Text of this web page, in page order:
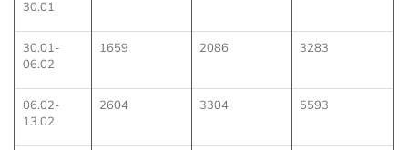
30.01
30.01-
06.02
1659 2086 3283
06.02-
13.02
2604 3304 5593